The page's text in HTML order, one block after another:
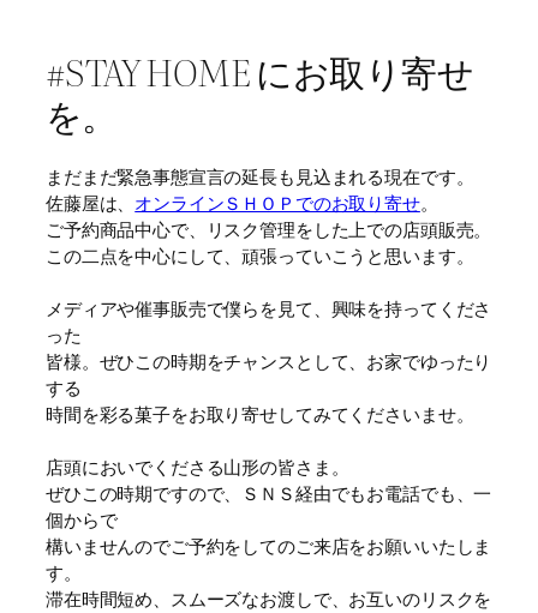
#STAY HOME にお取り寄せ
を。
まだまだ緊急事態宣言の延長も見込まれる現在です。
佐藤屋は、 オンラインＳＨＯＰでのお取り寄せ。
ご予約商品中心で、リスク管理をした上での店頭販売。
この二点を中心にして、頑張っていこうと思います。
メディアや催事販売で僕らを見て、興味を持ってくださ
った
皆様。ぜひこの時期をチャンスとして、お家でゆったり
する
時間を彩る菓子をお取り寄せしてみてくださいませ。
店頭においでくださる山形の皆さま。
ぜひこの時期ですので、ＳＮＳ経由でもお電話でも、一
個からで
構いませんのでご予約をしてのご来店をお願いいたしま
す。
滞在時間短め、スムーズなお渡しで、お互いのリスクを